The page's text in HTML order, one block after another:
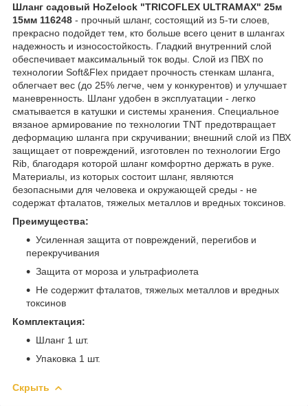
Шланг садовый HoZelock "TRICOFLEX ULTRAMAX" 25м
15мм 116248 - прочный шланг, состоящий из 5-ти слоев,
прекрасно подойдет тем, кто больше всего ценит в шлангах
надежность и износостойкость. Гладкий внутренний слой
обеспечивает максимальный ток воды. Слой из ПВХ по
технологии Soft&Flex придает прочность стенкам шланга,
облегчает вес (до 25% легче, чем у конкурентов) и улучшает
маневренность. Шланг удобен в эксплуатации - легко
сматывается в катушки и системы хранения. Специальное
вязаное армирование по технологии TNT предотвращает
деформацию шланга при скручивании; внешний слой из ПВХ
защищает от повреждений, изготовлен по технологии Ergo
Rib, благодаря которой шланг комфортно держать в руке.
Материалы, из которых состоит шланг, являются
безопасными для человека и окружающей среды - не
содержат фталатов, тяжелых металлов и вредных токсинов.
Преимущества:
Усиленная защита от повреждений, перегибов и
перекручивания
Защита от мороза и ультрафиолета
Не содержит фталатов, тяжелых металлов и вредных
токсинов
Комплектация:
Шланг 1 шт.
Упаковка 1 шт.
Скрыть